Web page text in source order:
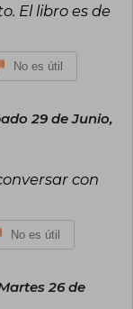
El libro es de
No es útil
29 de Junio,
con
No es útil
26 de